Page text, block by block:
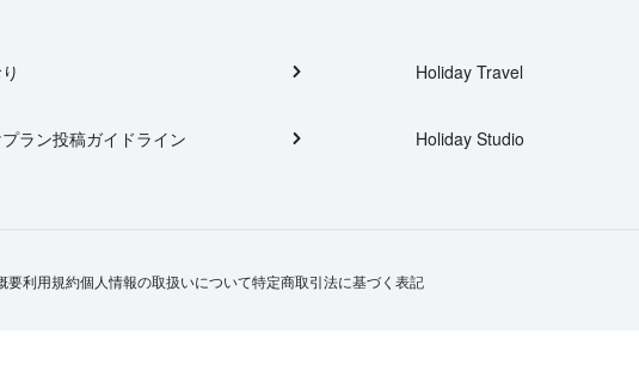
ラン投稿ガイドライン
Holiday Travel
Holiday Studio
要利用規約個人情報の取扱いについて特定商取引法に基づく表記